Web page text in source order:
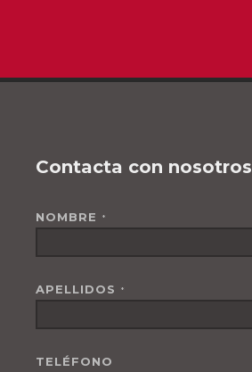
Contacta con nosotros
NOMBRE *
APELLIDOS *
TELÉFONO